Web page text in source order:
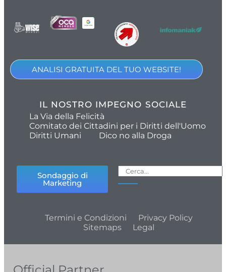
ANALISI GRATUITA DEL TUO WEBSITE!
IL NOSTRO IMPEGNO SOCIALE
La Via della Felicità
Comitato dei Cittadini per i Diritti dell'Uomo
Diritti Umani
Dico no alla Droga
Sondaggio di
Marketing
Termini e Condizioni
Privacy Policy
Sitemaps
Legal